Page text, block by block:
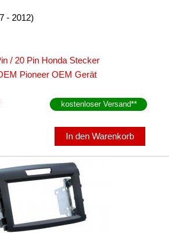
- 2012)
/ 20 Pin Honda Stecker
Pioneer OEM Gerät
kostenloser Versand**
In den Warenkorb